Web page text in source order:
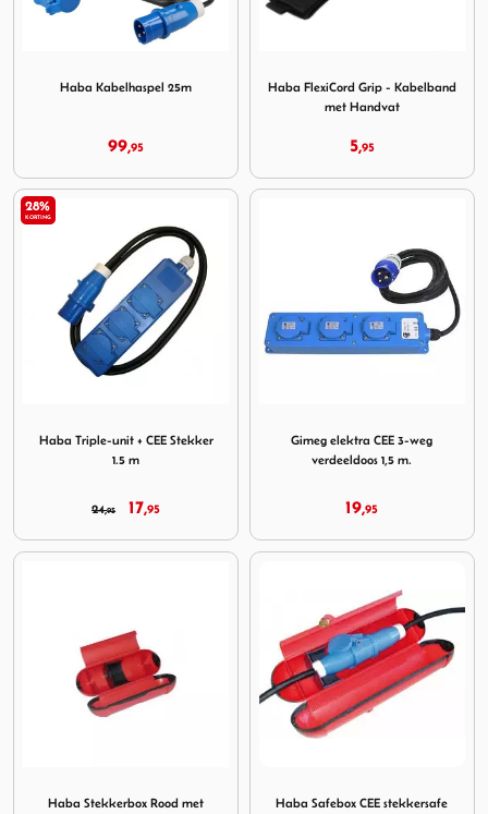
Haba Kabelhaspel 25m
99,95
Haba FlexiCord Grip - Kabelband
met Handvat
5,95
28%
KORTING
Haba Triple-unit + CEE Stekker
1.5 m
24,95 17,95
Gimeg elektra CEE 3-weg
verdeeldoos 1,5 m.
19,95
Haba Stekkerbox Rood met
Haba Safebox CEE stekkersafe